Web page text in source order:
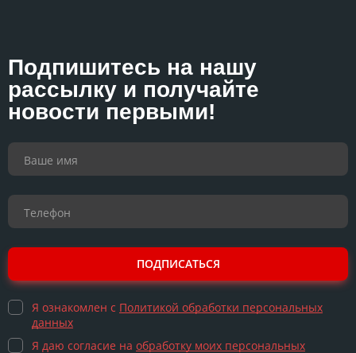
Подпишитесь на нашу
рассылку и получайте
новости первыми!
ПОДПИСАТЬСЯ
Я ознакомлен с Политикой обработки персональных
данных
Я даю согласие на обработку моих персональных